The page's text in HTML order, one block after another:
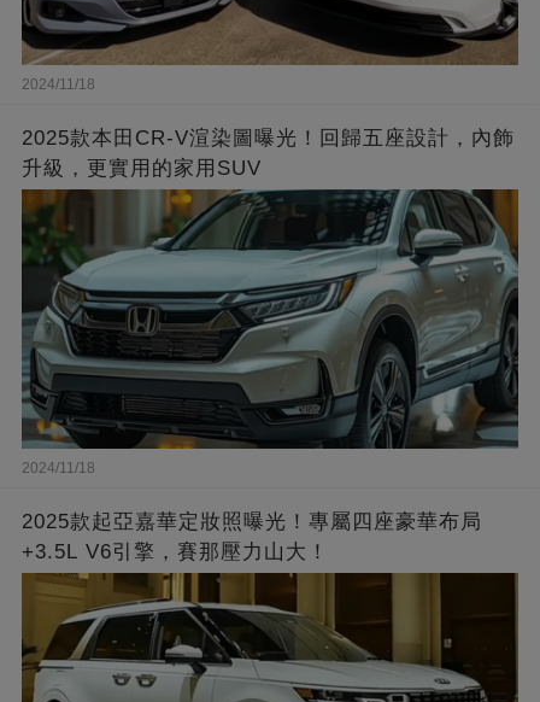
2024/11/18
2025款本田CR-V渲染圖曝光！回歸五座設計，內飾
升級，更實用的家用SUV
2024/11/18
2025款起亞嘉華定妝照曝光！專屬四座豪華布局
+3.5L V6引擎，賽那壓力山大！